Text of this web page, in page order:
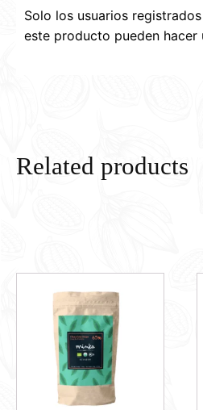
Solo los usuarios
este producto pueden hacer
Related products